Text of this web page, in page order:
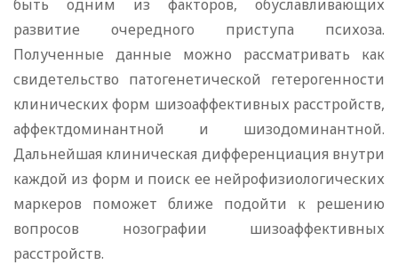
быть одним из факторов, обуславливающих
развитие очередного приступа психоза.
Полученные данные можно рассматривать как
свидетельство патогенетической гетерогенности
клинических форм шизоаффективных расстройств,
аффектдоминантной и шизодоминантной.
Дальнейшая клиническая дифференциация внутри
каждой из форм и поиск ее нейрофизиологических
маркеров поможет ближе подойти к решению
вопросов нозографии шизоаффективных
расстройств.